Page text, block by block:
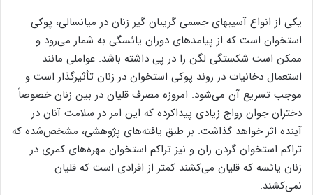
یکی از انواع آسیب‏های جسمی گریبان گیر زنان در میانسالی، پوکی
استخوان است که از پیامدهای دوران یائسگی به شمار می‌رود و
ممکن است شکستگی لگن را در پی داشته باشد. عواملی مانند
استعمال دخانیات در روند پوکی استخوان در زنان تأثیرگذار است و
موجب تسریع آن می‌شود. امروزه مصرف قلیان در بین زنان خصوصاً
دختران جوان رواج زیادی پیداکرده که این امر در سلامت آنان در
آینده اثر خواهد گذاشت. بر طبق یافته‌های پژوهشی، مشخص‌شده که
تراکم استخوان گردن ران و نیز تراکم استخوان مهره‌های کمری در
زنان یائسه که قلیان می‌کشند کمتر از افرادی است که قلیان
نمی‌کشند.